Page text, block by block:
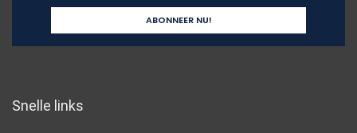
Snelle links